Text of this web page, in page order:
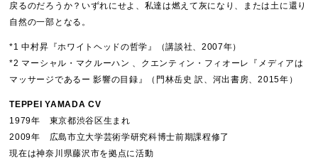
戻るのだろうか？いずれにせよ、私達は燃えて灰になり、または土に還り
自然の一部となる。
*1 中村昇『ホワイトヘッドの哲学』（講談社、2007年）
*2 マーシャル・マクルーハン 、クエンティン・フィオーレ『メディアは
マッサージであるー 影響の目録』（門林岳史 訳、河出書房、2015年）
TEPPEI YAMADA CV
1979年 東京都渋谷区生まれ
2009年 広島市立大学芸術学研究科博士前期課程修了
現在は神奈川県藤沢市を拠点に活動